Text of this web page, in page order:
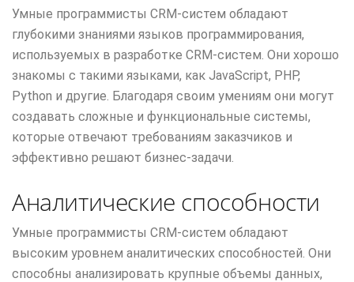
Умные программисты CRM-систем обладают
глубокими знаниями языков программирования,
используемых в разработке CRM-систем. Они хорошо
знакомы с такими языками, как JavaScript, PHP,
Python и другие. Благодаря своим умениям они могут
создавать сложные и функциональные системы,
которые отвечают требованиям заказчиков и
эффективно решают бизнес-задачи.
Аналитические способности
Умные программисты CRM-систем обладают
высоким уровнем аналитических способностей. Они
способны анализировать крупные объемы данных,